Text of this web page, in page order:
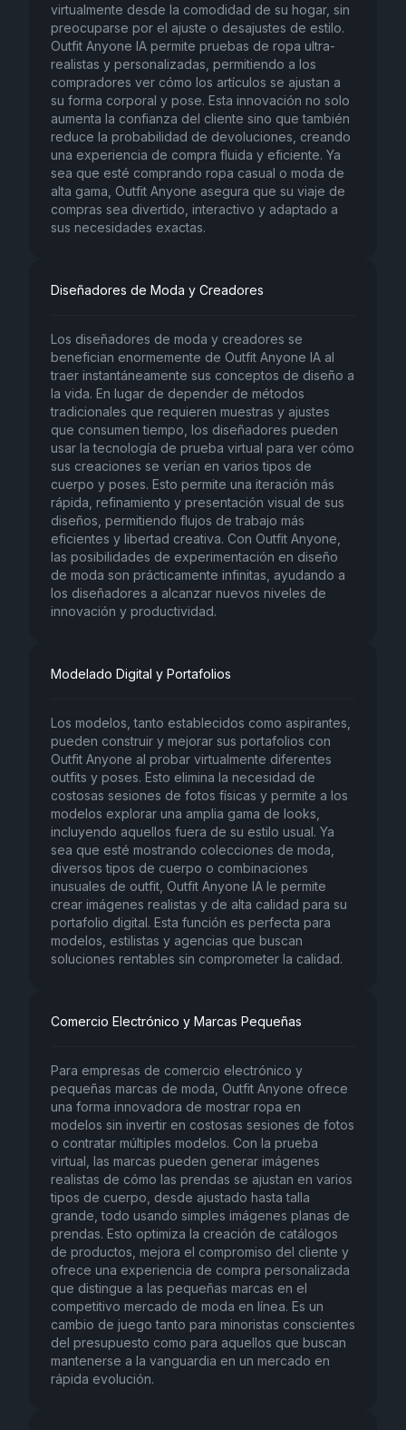
virtualmente desde la comodidad de su hogar, sin
preocuparse por el ajuste o desajustes de estilo.
Outfit Anyone IA permite pruebas de ropa ultra-
realistas y personalizadas, permitiendo a los
compradores ver cómo los artículos se ajustan a
su forma corporal y pose. Esta innovación no solo
aumenta la confianza del cliente sino que también
reduce la probabilidad de devoluciones, creando
una experiencia de compra fluida y eficiente. Ya
sea que esté comprando ropa casual o moda de
alta gama, Outfit Anyone asegura que su viaje de
compras sea divertido, interactivo y adaptado a
sus necesidades exactas.
Diseñadores de Moda y Creadores
Los diseñadores de moda y creadores se
benefician enormemente de Outfit Anyone IA al
traer instantáneamente sus conceptos de diseño a
la vida. En lugar de depender de métodos
tradicionales que requieren muestras y ajustes
que consumen tiempo, los diseñadores pueden
usar la tecnología de prueba virtual para ver cómo
sus creaciones se verían en varios tipos de
cuerpo y poses. Esto permite una iteración más
rápida, refinamiento y presentación visual de sus
diseños, permitiendo flujos de trabajo más
eficientes y libertad creativa. Con Outfit Anyone,
las posibilidades de experimentación en diseño
de moda son prácticamente infinitas, ayudando a
los diseñadores a alcanzar nuevos niveles de
innovación y productividad.
Modelado Digital y Portafolios
Los modelos, tanto establecidos como aspirantes,
pueden construir y mejorar sus portafolios con
Outfit Anyone al probar virtualmente diferentes
outfits y poses. Esto elimina la necesidad de
costosas sesiones de fotos físicas y permite a los
modelos explorar una amplia gama de looks,
incluyendo aquellos fuera de su estilo usual. Ya
sea que esté mostrando colecciones de moda,
diversos tipos de cuerpo o combinaciones
inusuales de outfit, Outfit Anyone IA le permite
crear imágenes realistas y de alta calidad para su
portafolio digital. Esta función es perfecta para
modelos, estilistas y agencias que buscan
soluciones rentables sin comprometer la calidad.
Comercio Electrónico y Marcas Pequeñas
Para empresas de comercio electrónico y
pequeñas marcas de moda, Outfit Anyone ofrece
una forma innovadora de mostrar ropa en
modelos sin invertir en costosas sesiones de fotos
o contratar múltiples modelos. Con la prueba
virtual, las marcas pueden generar imágenes
realistas de cómo las prendas se ajustan en varios
tipos de cuerpo, desde ajustado hasta talla
grande, todo usando simples imágenes planas de
prendas. Esto optimiza la creación de catálogos
de productos, mejora el compromiso del cliente y
ofrece una experiencia de compra personalizada
que distingue a las pequeñas marcas en el
competitivo mercado de moda en línea. Es un
cambio de juego tanto para minoristas conscientes
del presupuesto como para aquellos que buscan
mantenerse a la vanguardia en un mercado en
rápida evolución.